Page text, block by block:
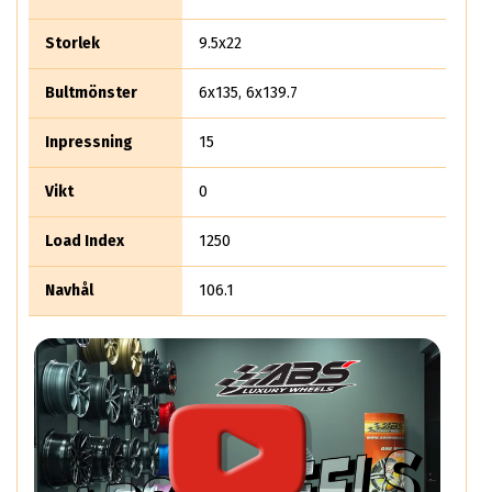
passar perfekt till större fordon och offroad-byggen. DIRT
Bronco Chevrolet Tahoe och Suburban Cadillac Escalade Jeep
Storlek 9.5x22
Bultmönster 6x135, 6x139.7
Inpressning 15
Vikt 0
Load Index 1250
Navhål 106.1